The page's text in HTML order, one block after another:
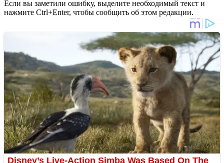
Если вы заметили ошибку, выделите необходимый текст и
нажмите Ctrl+Enter, чтобы сообщить об этом редакции.